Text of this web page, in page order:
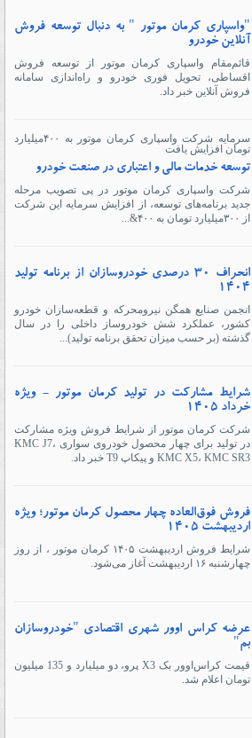
"واسپاری کرمان موتور " به دنبال توسعه فروش
آنلاین خودرو
قائم‌مقام واسپاری کرمان موتور از توسعه فروش
اقساطی، تحویل فوری خودرو و راه‌اندازی سامانه
فروش آنلاین خبر داد.
سرمایه شرکت واسپاری کرمان موتور به ۴۰۰‌میلیارد
تومان افزایش یافت
توسعه خدمات مالی و اعتباری در صنعت خودرو
شرکت واسپاری کرمان موتور در پی تصویب مرحله
جدید برنامه‌های توسعه، از افزایش سرمایه این شرکت
از ۳۰۰‌میلیارد تومان به ۴۰۰&...
انحراف 30 درصدی خودروسازان از برنامه تولید
1404
انجمن صنایع همگن نیرومحرکه و قطعه‌سازان خودرو
کشور، عملکرد شش خودروساز داخلی را در سال
گذشته (بر حسب میزان تحقق برنامه تولید)...
شرایط مشارکت در تولید کرمان موتور - ویژه
خرداد ۱۴۰۵
شرکت کرمان موتور از شرایط فروش ویژه مشارکت
در تولید برای چهار محصول خودروی سواری KMC J7،
KMC X5، KMC SR3 و پیکاپ T9 خبر داد.
فروش فوق‌العاده چهار محصول کرمان موتور؛ ویژه
اردیبهشت ۱۴۰۵
شرایط فروش اردیبهشت ١۴٠۵ کرمان موتور ، از روز
چهارشنبه ۱۶ اردیبهشت آغاز می‌شود.
عرضه کراس اوور شهری اقتصادی "خودروسازان
بم"
قیمت کراس‌اوور بک X3 پرو، دو میلیارد و 135 میلیون
تومان اعلام شد.